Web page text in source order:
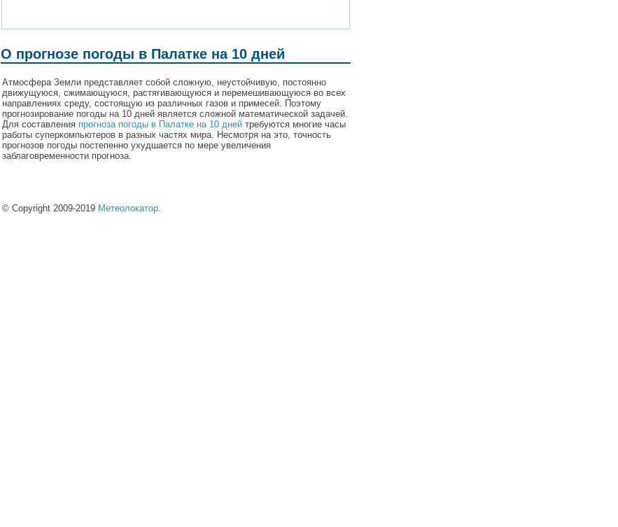
О прогнозе погоды в Палатке на 10 дней
Атмосфера Земли представляет собой сложную, неустойчивую, постоянно
движущуюся, сжимающуюся, растягивающуюся и перемешивающуюся во всех
направлениях среду, состоящую из различных газов и примесей. Поэтому
прогнозирование погоды на 10 дней является сложной математической задачей.
Для составления прогноза погоды в Палатке на 10 дней требуются многие часы
работы суперкомпьютеров в разных частях мира. Несмотря на это, точность
прогнозов погоды постепенно ухудшается по мере увеличения
заблаговременности прогноза.
© Copyright 2009-2019 Метеолокатор